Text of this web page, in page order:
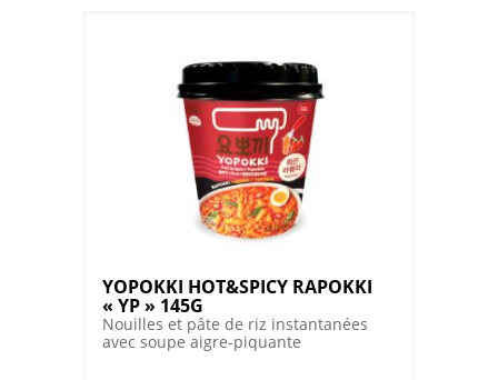
"NISSIN"
YOPOKKI HOT&SPICY RAPOKKI
« YP » 145G
Nouilles et pâte de riz instantanées
avec soupe aigre-piquante